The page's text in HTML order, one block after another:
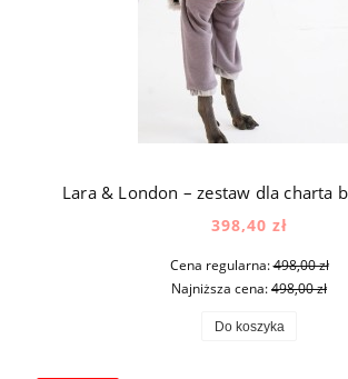
398,40 zł
Cena regularna:498,00 zł
Najniższa cena:498,00 zł
Do koszyka